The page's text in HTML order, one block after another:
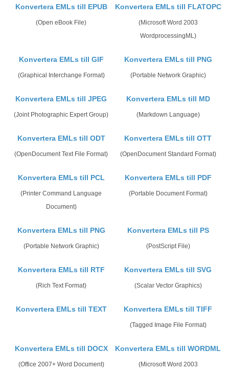
Konvertera EMLs till EPUB
(Open eBook File)
Konvertera EMLs till FLATOPC
(Microsoft Word 2003
WordprocessingML)
Konvertera EMLs till GIF
(Graphical Interchange Format)
Konvertera EMLs till PNG
(Portable Network Graphic)
Konvertera EMLs till JPEG
(Joint Photographic Expert Group)
Konvertera EMLs till MD
(Markdown Language)
Konvertera EMLs till ODT
(OpenDocument Text File Format)
Konvertera EMLs till OTT
(OpenDocument Standard Format)
Konvertera EMLs till PCL
(Printer Command Language
Document)
Konvertera EMLs till PDF
(Portable Document Format)
Konvertera EMLs till PNG
(Portable Network Graphic)
Konvertera EMLs till PS
(PostScript File)
Konvertera EMLs till RTF
(Rich Text Format)
Konvertera EMLs till SVG
(Scalar Vector Graphics)
Konvertera EMLs till TEXT Konvertera EMLs till TIFF
(Tagged Image File Format)
Konvertera EMLs till DOCX
(Office 2007+ Word Document)
Konvertera EMLs till WORDML
(Microsoft Word 2003